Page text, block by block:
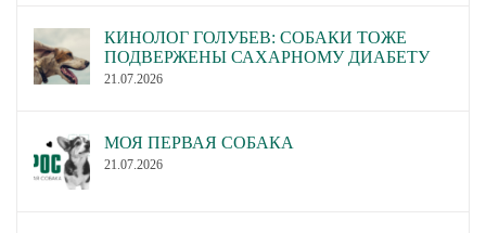
КИНОЛОГ ГОЛУБЕВ: СОБАКИ ТОЖЕ
ПОДВЕРЖЕНЫ САХАРНОМУ ДИАБЕТУ
21.07.2026
МОЯ ПЕРВАЯ СОБАКА
21.07.2026